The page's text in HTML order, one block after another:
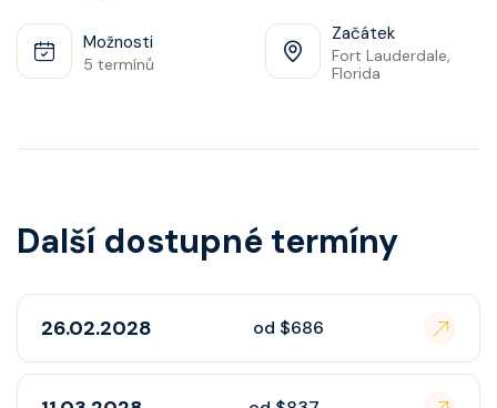
Možnosti
5 termínů
Začátek
Fort Lauderdale,
Florida
Další dostupné termíny
26.02.2028 od $686